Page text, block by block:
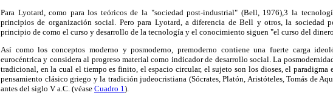
Para Lyotard, como para los teóricos de la "sociedad post-industrial" (Bell, 1976),3 la
principios de organización social. Pero para Lyotard, a diferencia de Bell y otros, la sociedad
principio de como el curso y desarrollo de la tecnología y el conocimiento siguen "el curso del
Así como los conceptos moderno y posmoderno, premoderno contiene una fuerte carga
eurocéntrica y considera al progreso material como indicador de desarrollo social. La
tradicional, en la cual el tiempo es finito, el espacio circular, el sujeto son los dioses, el
pensamiento clásico griego y la tradición judeocristiana (Sócrates, Platón, Aristóteles, Tomás de
antes del siglo V a.C. (véase Cuadro 1).